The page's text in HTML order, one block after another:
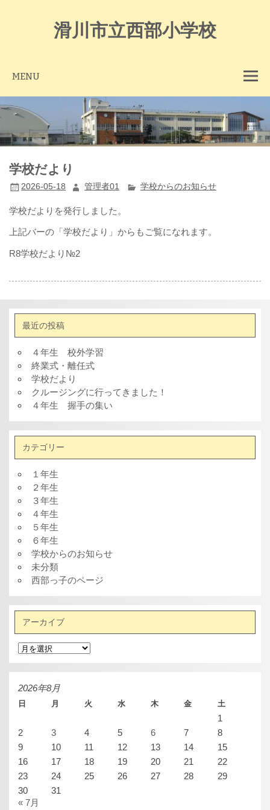
滑川市立西部小学校
MENU
学校だより
2026-05-18 管理者01 学校からのお知らせ
学校だよりを発行しました。
上記バーの「学校だより」からもご覧になれます。
R8学校だより№2
最近の投稿
４年生 校外学習
終業式・離任式
学校だより
クルージングに行ってきました！
４年生 握手の集い
カテゴリー
１年生
２年生
３年生
４年生
５年生
６年生
学校からのお知らせ
未分類
西部っ子のページ
アーカイブ
ア
ー
カ
イ
ブ
2026年8月
日 月 火 水 木 金 土
1
2
3 4 5 6 7
8
9
10 11 12 13 14
15
16
17 18 19 20 21
22
23
24 25 26 27 28
29
30
31
« 7月